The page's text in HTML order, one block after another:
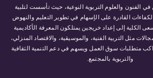
الفنون والعلوم التربوية النوعية، حيث تأسست لتلبية
القادرة على الإسهام في تطوير التعليم والنهوض
الكلية إلى إعداد خريجين يمتلكون المعرفة الأكاديمية
مثل التربية الفنية، والموسيقية، والاقتصاد المنزلي،
يواكب متطلبات سوق العمل ويسهم في دعم التنمية الثقافية
والتربوية بالمجتمع.